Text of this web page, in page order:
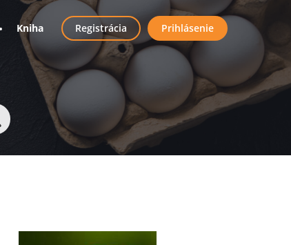
Kniha
User
account
menu
Registrácia Prihlásenie